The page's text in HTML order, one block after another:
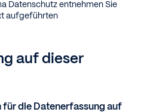
Datenschutz entnehmen Sie
aufgeführten
auf dieser
die Datenerfassung auf